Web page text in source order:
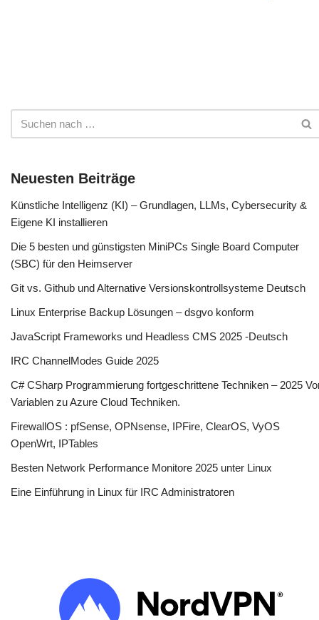
Neuesten Beiträge
Künstliche Intelligenz (KI) – Grundlagen, LLMs, Cybersecurity &
Eigene KI installieren
Die 5 besten und günstigsten MiniPCs Single Board Computer
(SBC) für den Heimserver
Git vs. Github und Alternative Versionskontrollsysteme Deutsch
Linux Enterprise Backup Lösungen – dsgvo konform
JavaScript Frameworks und Headless CMS 2025 -Deutsch
IRC ChannelModes Guide 2025
C# CSharp Programmierung fortgeschrittene Techniken – 2025
Variablen zu Azure Cloud Techniken.
FirewallOS : pfSense, OPNsense, IPFire, ClearOS, VyOS
OpenWrt, IPTables
Besten Network Performance Monitore 2025 unter Linux
Eine Einführung in Linux für IRC Administratoren